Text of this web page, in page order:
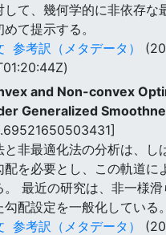
して、幾何学的に非依存な
めて提示する。
参考訳（メタデータ）
and Non-convex
Generalized
と非最適化法の分析は、し
配を必要とし、この軌道に
。 最近の研究は、非一様
勾配設定を一般化している。
参考訳（メタデータ）